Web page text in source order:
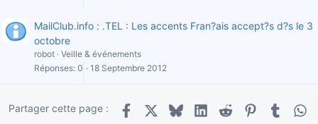
MailClub.info : .TEL : Les accents Fran?ais accept?s d?s le 3
octobre
robot Veille & événements
Réponses 0 18 Septembre 2012
Partager cette page :
Facebook
X BlueskyLinkedInRedditPinterestTumblr